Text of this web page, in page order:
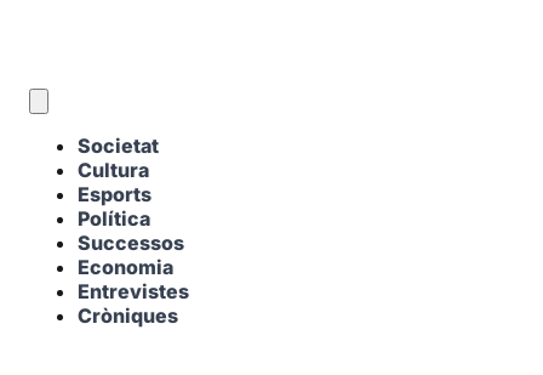
Societat
Cultura
Esports
Política
Successos
Economia
Entrevistes
Cròniques